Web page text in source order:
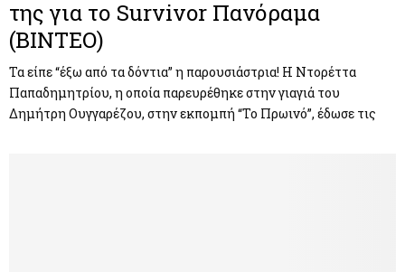
της για το Survivor Πανόραμα
(ΒΙΝΤΕΟ)
Τα είπε “έξω από τα δόντια” η παρουσιάστρια! Η Ντορέττα
Παπαδημητρίου, η οποία παρευρέθηκε στην γιαγιά του
Δημήτρη Ουγγαρέζου, στην εκπομπή “Το Πρωινό”, έδωσε τις